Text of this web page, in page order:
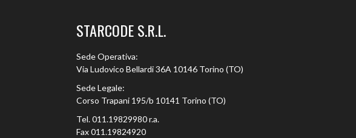
STARCODE S.R.L.
Sede Operativa:
Via Ludovico Bellardi 36A 10146 Torino (TO)
Sede Legale:
Corso Trapani 195/b 10141 Torino (TO)
Tel. 011.19829980 r.a.
Fax 011.19824920